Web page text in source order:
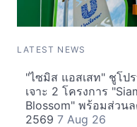
LATEST NEWS
"ไซมิส แอสเสท" ชูโป
เจาะ 2 โครงการ
Blossom" พร้อมส่วน
2569 7 Aug 26